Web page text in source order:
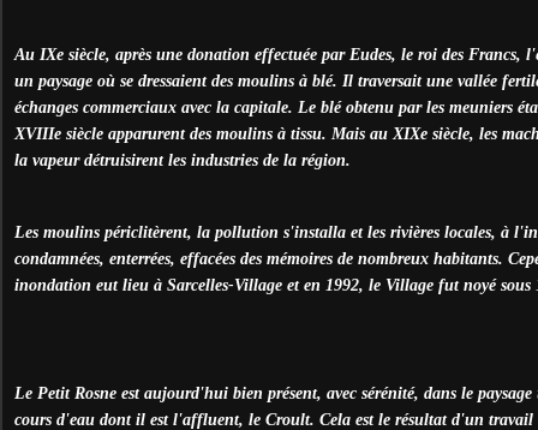
Au IXe siècle, après une donation effectuée par Eudes, le roi des Francs,
un paysage où se dressaient des moulins à blé. Il traversait une vallée
échanges commerciaux avec la capitale. Le blé obtenu par les meuniers
XVIIIe siècle apparurent des moulins à tissu. Mais au XIXe siècle, les
la vapeur détruisirent les industries de la région.
Les moulins périclitèrent, la pollution s'installa et les rivières locales, à
condamnées, enterrées, effacées des mémoires de nombreux habitants.
inondation eut lieu à Sarcelles-Village et en 1992, le Village fut noyé sous
Le Petit Rosne est aujourd'hui bien présent, avec sérénité, dans le
cours d'eau dont il est l'affluent, le Croult. Cela est le résultat d'un travail